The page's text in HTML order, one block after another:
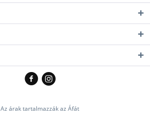
Az árak tartalmazzák az Áfát